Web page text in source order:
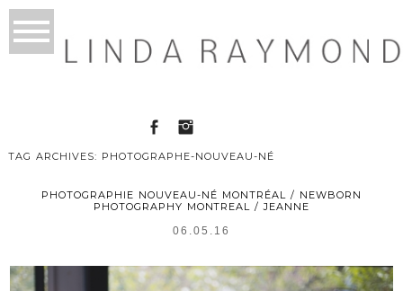
TAG ARCHIVES: PHOTOGRAPHE-NOUVEAU-NÉ
PHOTOGRAPHIE NOUVEAU-NÉ MONTRÉAL / NEWBORN
PHOTOGRAPHY MONTREAL / JEANNE
06.05.16